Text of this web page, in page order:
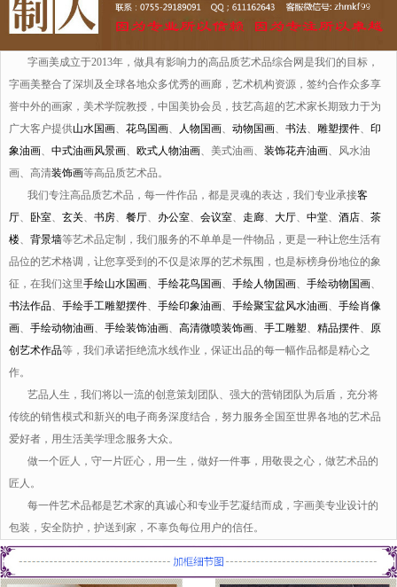
字画美成立于2013年，做具有影响力的高品质艺术品综合网是我们的目标，
字画美整合了深圳及全球各地众多优秀的画廊，艺术机构资源，签约合作众多享
誉中外的画家，美术学院教授，中国美协会员，技艺高超的艺术家长期致力于为
广大客户提供山水国画、 花鸟国画、 人物国画、 动物国画、 书法、 雕塑摆件、 印
象油画、 中式油画风景画、 欧式人物油画、美式油画、 装饰花卉油画、风水油
画、高清装饰画等高品质艺术品。
我们专注高品质艺术品，每一件作品，都是灵魂的表达，我们专业承接客
厅、 卧室、 玄关、 书房、 餐厅、 办公室、 会议室、 走廊、 大厅、 中堂、 酒店、 茶
楼、 背景墙等艺术品定制，我们服务的不单单是一件物品，更是一种让您生活有
品位的艺术格调，让您享受到的不仅是浓厚的艺术氛围，也是标榜身份地位的象
征，在我们这里手绘山水国画、 手绘花鸟国画、 手绘人物国画、 手绘动物国画、
书法作品、 手绘手工雕塑摆件、 手绘印象油画、 手绘聚宝盆风水油画、 手绘肖像
画、 手绘动物油画、 手绘装饰油画、 高清微喷装饰画、 手工雕塑、 精品摆件、 原
创艺术作品等，我们承诺拒绝流水线作业，保证出品的每一幅作品都是精心之
作。
艺品人生，我们将以一流的创意策划团队、强大的营销团队为后盾，充分将
传统的销售模式和新兴的电子商务深度结合，努力服务全国至世界各地的艺术品
爱好者，用生活美学理念服务大众。
做一个匠人，守一片匠心，用一生，做好一件事，用敬畏之心，做艺术品的
匠人。
每一件艺术品都是艺术家的真诚心和专业手艺凝结而成，字画美专业设计的
包装，安全防护，护送到家，不辜负每位用户的信任。